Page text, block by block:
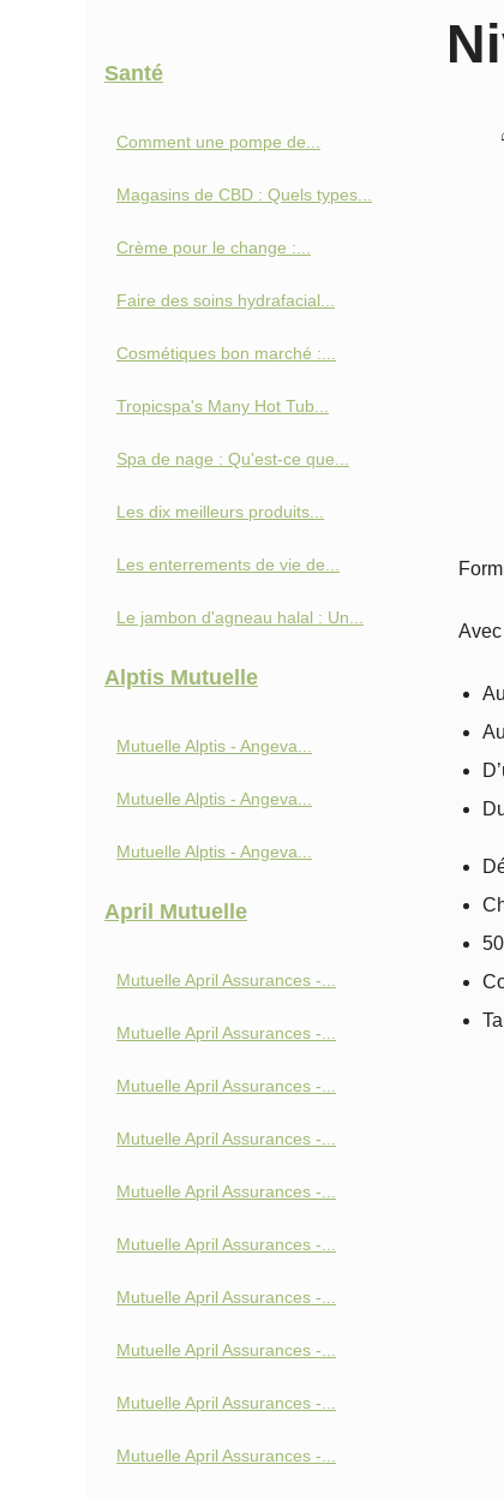
Avec
Santé
Comment une pompe de...
Magasins de CBD : Quels types...
Crème pour le change :...
Faire des soins hydrafacial...
Cosmétiques bon marché :...
Tropicspa's Many Hot Tub...
Spa de nage : Qu'est-ce que...
Les dix meilleurs produits...
Les enterrements de vie de...
Le jambon d'agneau halal : Un...
Alptis Mutuelle
Mutuelle Alptis - Angeva...
Mutuelle Alptis - Angeva...
Mutuelle Alptis - Angeva...
April Mutuelle
Mutuelle April Assurances -...
Mutuelle April Assurances -...
Mutuelle April Assurances -...
Mutuelle April Assurances -...
Mutuelle April Assurances -...
Mutuelle April Assurances -...
Mutuelle April Assurances -...
Mutuelle April Assurances -...
Mutuelle April Assurances -...
Mutuelle April Assurances -...